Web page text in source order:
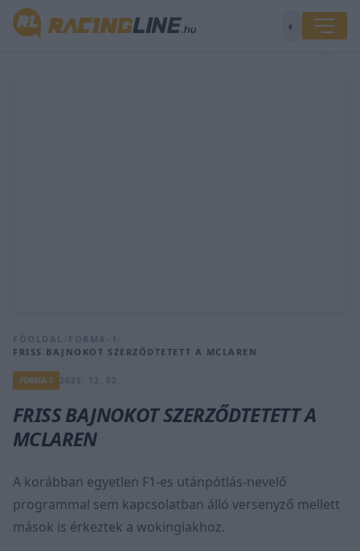
◐
FŐOLDAL FORMA-1
FRISS BAJNOKOT SZERZŐDTETETT A MCLAREN
FORMA-1
FRISS BAJNOKOT SZERZŐDTETETT A
MCLAREN
A korábban egyetlen F1-es utánpótlás-nevelő
programmal sem kapcsolatban álló versenyző mellett
mások is érkeztek a wokingiakhoz.